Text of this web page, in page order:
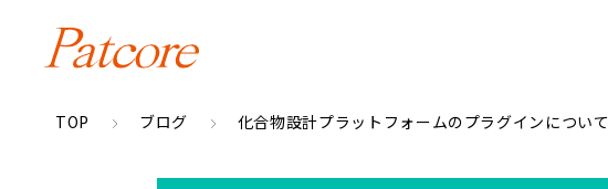
TOP ブログ 化合物設計プラットフォームのプラグインについて